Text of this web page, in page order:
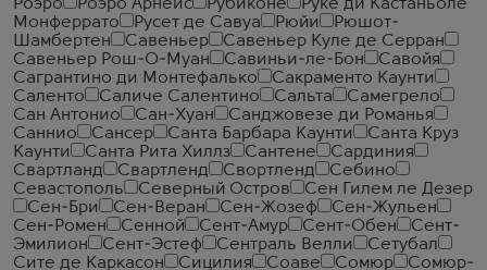
Роэро
Роэро Арнеис Рубиконе
Руке ди Кастаньоле
Монферрато
Русет де Савуа Рюйи
Рюшот-
Шамбертен
Савеньер
Савеньер Куле де Серран
Савеньер Рош-О-Муан
Савиньи-ле-Бон
Савойя
Сагрантино ди Монтефалько
Сакраменто Каунти
Саленто
Саличе Салентино Сальта
Самегрело
Сан Антонио
Сан-Хуан
Санджовезе ди Романья
Саннио
Сансер Санта Барбара Каунти
Санта Круз
Каунти
Санта Рита Хиллз Сантене
Сардиния
Свартланд
Свартленд Свортленд
Себино
Севастополь
Северный Остров
Сен Гилем ле Дезер
Сен-Бри
Сен-Веран Сен-Жозеф
Сен-Жульен
Сен-Ромен
Сенной Сент-Амур Сент-Обен
Сент-
Эмилион
Сент-Эстеф Сентраль Велли
Сетубал
Сите де Каркасон
Сицилия Соаве Сомюр
Сомюр-